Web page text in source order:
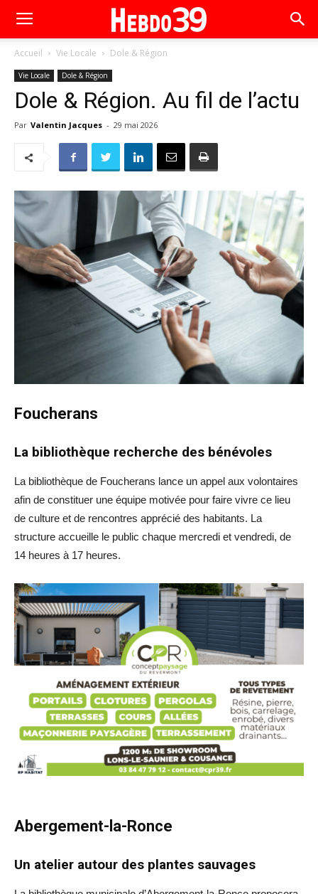
Accueil Vie Locale Dole & Région
Vie Locale Dole & Région
Dole & Région. Au fil de l’actu
Par Valentin Jacques - 29 mai 2026
Foucherans
La bibliothèque recherche des bénévoles
La bibliothèque de Foucherans lance un appel aux volontaires
afin de constituer une équipe motivée pour faire vivre ce lieu
de culture et de rencontres apprécié des habitants. La
structure accueille le public chaque mercredi et vendredi, de
14 heures à 17 heures.
Abergement-la-Ronce
Un atelier autour des plantes sauvages